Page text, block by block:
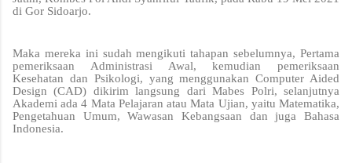
di Gor Sidoarjo.
Maka mereka ini sudah mengikuti tahapan sebelumnya, Pertama
pemeriksaan Administrasi Awal, kemudian pemeriksaan
Kesehatan dan Psikologi, yang menggunakan Computer Aided
Design (CAD) dikirim langsung dari Mabes Polri, selanjutnya
Akademi ada 4 Mata Pelajaran atau Mata Ujian, yaitu Matematika,
Pengetahuan Umum, Wawasan Kebangsaan dan juga Bahasa
Indonesia.